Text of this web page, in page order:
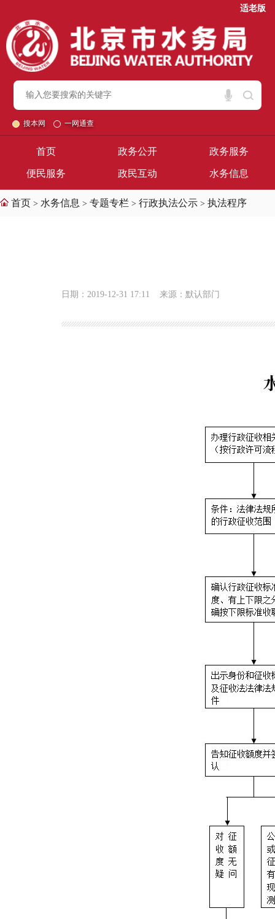
适老版
搜本网 一网通查
首页 政务公开 政务服务
便民服务 政民互动 水务信息
首页 > 水务信息 > 专题专栏 > 行政执法公示 > 执法程序
日期：2019-12-31 17:11 来源：默认部门